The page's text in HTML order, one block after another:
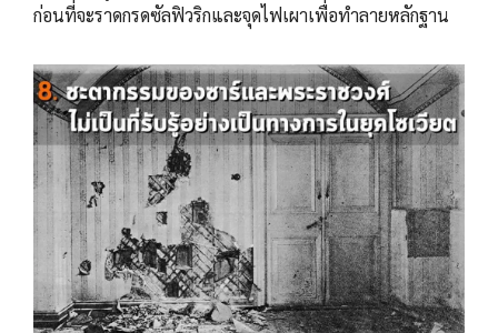
ก่อนที่จะราดกรดซัลฟิวริกและจุดไฟเผาเพื่อทำลายหลักฐาน